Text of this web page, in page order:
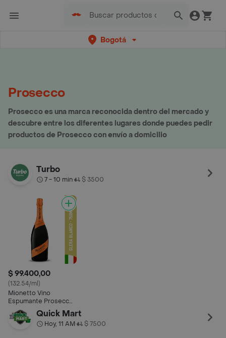
Bogotá
Prosecco
Prosecco es una marca reconocida dentro del mercado y
descubre entre los diferentes lugares donde puedes pedir
productos de Prosecco con envío a domicilio
Turbo
7 - 10 min• $ 3500
$ 99.400,00
(132.54/ml)
Mionetto Vino
Espumante Prosecco
Brut Glera 750 mlQuick Mart
Hoy, 11 AM• $ 7500